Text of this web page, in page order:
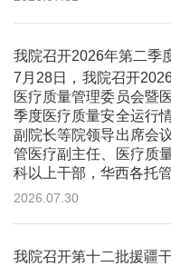
我院召开2026年第二季
7月28日，我院召开
医疗质量管理委员会暨
季度医疗质量安全运行
副院长等院领导出席会
管医疗副主任、医疗质
科以上干部，华西各托
2026.07.30
我院召开第十二批援疆